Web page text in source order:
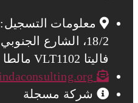
معلومات التسجيل:
18/2، الشارع الجنوبي
فاليتا VLT1102 مالطا
شركة مسجلة